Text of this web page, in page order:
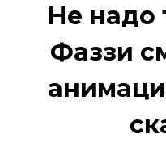
Не надо
Фаззи